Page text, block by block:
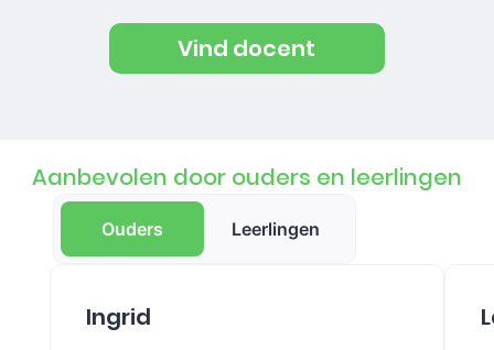
Vind docent
Aanbevolen door ouders en leerlingen
Ouders Leerlingen
Ingrid